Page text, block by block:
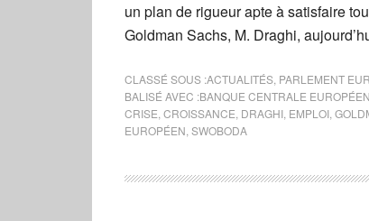
un plan de rigueur apte à satisfaire
Goldman Sachs, M. Draghi,
CLASSÉ SOUS :ACTUALITÉS PARLEMENT
BALISÉ AVEC :BANQUE CENTRALE
CRISE CROISSANCE DRAGHI EMPLOI
EUROPÉEN SWOBODA